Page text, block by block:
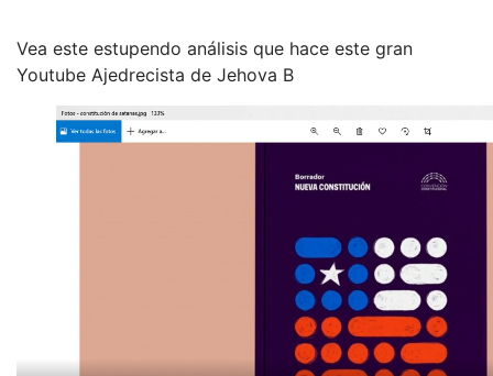
Vea este estupendo análisis que hace este gran
Youtube Ajedrecista de Jehova B